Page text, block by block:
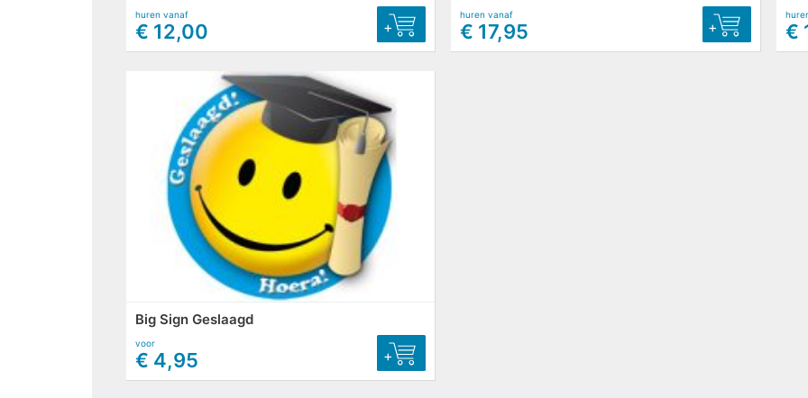
huren vanaf
€ 12,00 +
huren vanaf
€ 17,95 + €
Big Sign Geslaagd
voor
€ 4,95 +